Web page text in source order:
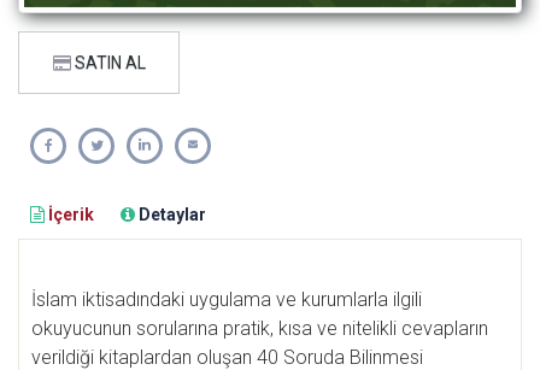
SATIN AL
İçerik Detaylar
İslam iktisadındaki uygulama ve kurumlarla ilgili
okuyucunun sorularına pratik, kısa ve nitelikli cevapların
verildiği kitaplardan oluşan 40 Soruda Bilinmesi